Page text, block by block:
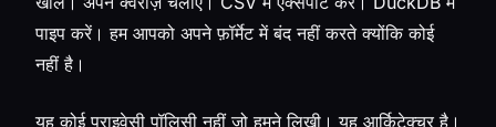
पाइप करें। हम आपको अपने फ़ॉर्मेट में बंद नहीं करते क्योंकि कोई
नहीं है।
यह कोई प्राइवेसी पॉलिसी नहीं जो हमने लिखी। यह आर्किटेक्चर है।